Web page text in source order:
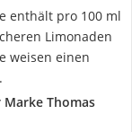
enthält pro 100 ml
Limonaden
weisen einen
Thomas